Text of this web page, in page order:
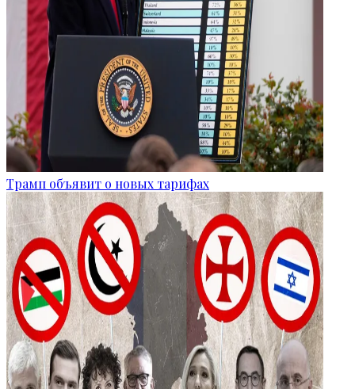
Трамп объявит о новых тарифах